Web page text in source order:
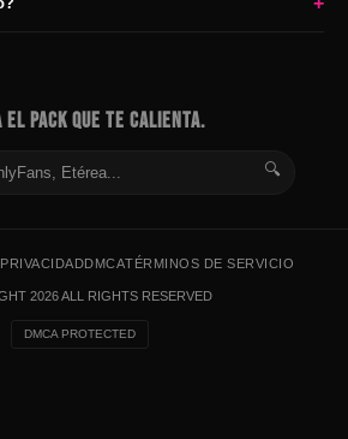
EL PACK QUE TE CALIENTA.
🔍
DMCATÉRMINOS DE SERVICIO
2026 ALL RIGHTS RESERVED
DMCA PROTECTED